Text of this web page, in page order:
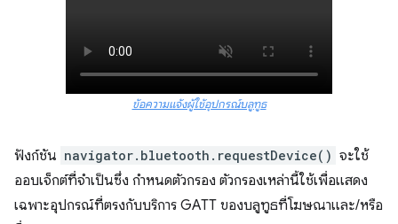
ข้อความแจ้งผู้ใช้อุปกรณ์บลูทูธ
ฟังก์ชัน navigator.bluetooth.requestDevice() จะใช้
ออบเจ็กต์ที่จำเป็นซึ่ง กำหนดตัวกรอง ตัวกรองเหล่านี้ใช้เพื่อแสดง
เฉพาะอุปกรณ์ที่ตรงกับบริการ GATT ของบลูทูธที่โฆษณาและ/หรือ